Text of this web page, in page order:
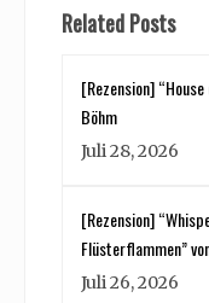
Related Posts
[Rezension]
Böhm
Juli 28, 2026
[Rezension]
Flüsterflammen”
Juli 26, 2026